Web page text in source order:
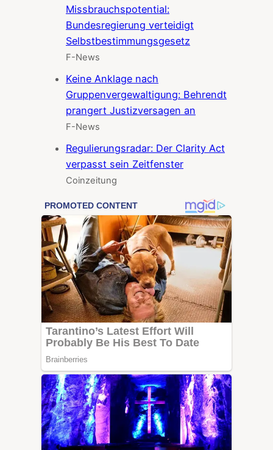
Missbrauchspotential:
Bundesregierung verteidigt
Selbstbestimmungsgesetz
F-News
Keine Anklage nach
Gruppenvergewaltigung: Behrendt
prangert Justizversagen an
F-News
Regulierungsradar: Der Clarity Act
verpasst sein Zeitfenster
Coinzeitung